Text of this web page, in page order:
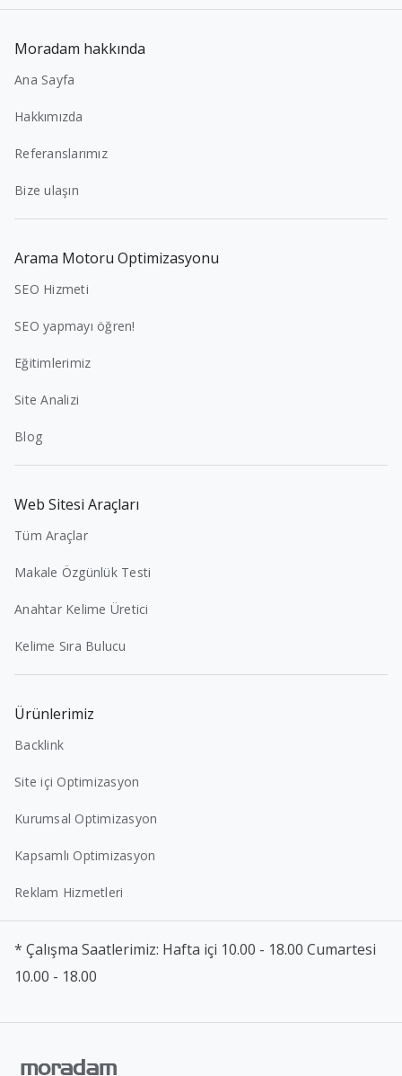
Moradam hakkında
Ana Sayfa
Hakkımızda
Referanslarımız
Bize ulaşın
Arama Motoru Optimizasyonu
SEO Hizmeti
SEO yapmayı öğren!
Eğitimlerimiz
Site Analizi
Blog
Web Sitesi Araçları
Tüm Araçlar
Makale Özgünlük Testi
Anahtar Kelime Üretici
Kelime Sıra Bulucu
Ürünlerimiz
Backlink
Site içi Optimizasyon
Kurumsal Optimizasyon
Kapsamlı Optimizasyon
Reklam Hizmetleri
* Çalışma Saatlerimiz: Hafta içi 10.00 - 18.00 Cumartesi
10.00 - 18.00